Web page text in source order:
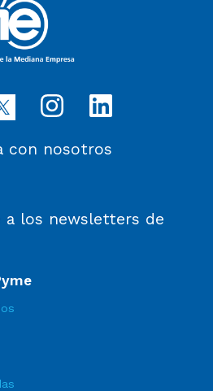
con nosotros
a los newsletters de